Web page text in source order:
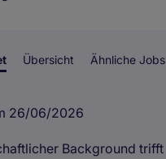
Übersicht Ähnliche Jobs
26/06/2026
Background trifft